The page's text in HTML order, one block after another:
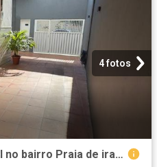
4 fotos
Apartamento para Aluguel no bairro Praia de iracema